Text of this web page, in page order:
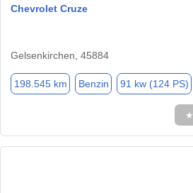
Chevrolet Cruze
Gelsenkirchen, 45884
198.545 km Benzin 91 kw (124 PS)
★